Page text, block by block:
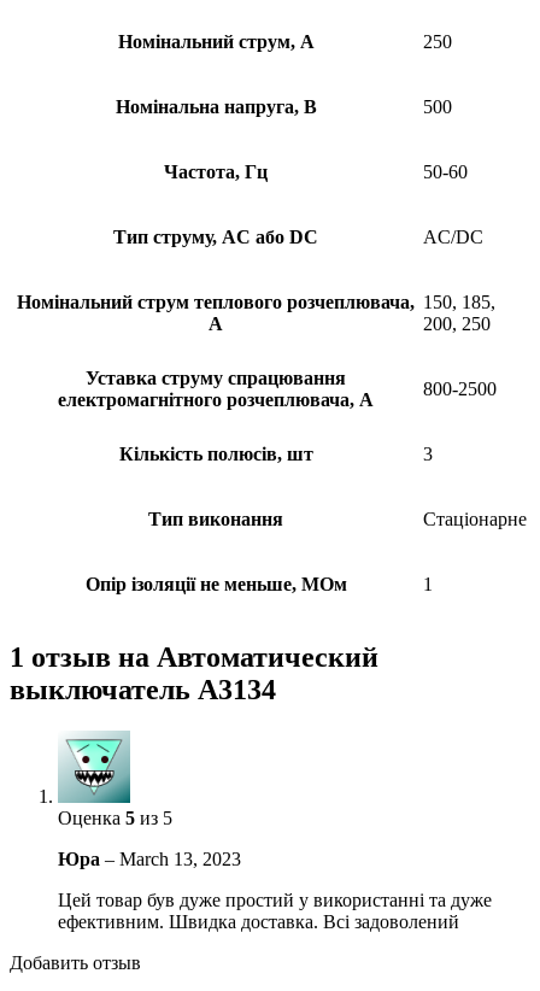
Номінальний струм, А 250
Номінальна напруга, В 500
Частота, Гц 50-60
Тип струму, AC або DC AC/DC
Номінальний струм теплового розчеплювача,
А
150, 185,
200, 250
Уставка струму спрацювання
електромагнітного розчеплювача, А
800-2500
Кількість полюсів, шт 3
Тип виконання Стаціонарне
Опір ізоляції не меньше, МОм 1
1 отзыв на Автоматический
выключатель A3134
Оценка 5 из 5
Юра – March 13, 2023
Цей товар був дуже простий у використанні та дуже
ефективним. Швидка доставка. Всі задоволений
Добавить отзыв